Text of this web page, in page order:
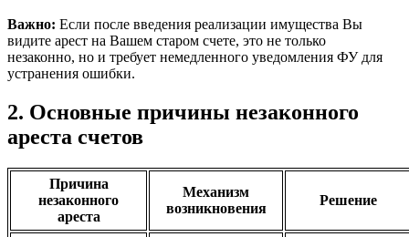
Важно: Если после введения реализации имущества Вы
видите арест на Вашем старом счете, это не только
незаконно, но и требует немедленного уведомления ФУ для
устранения ошибки.
2. Основные причины незаконного
ареста счетов
Причина
незаконного
ареста
Механизм
возникновения
Решение